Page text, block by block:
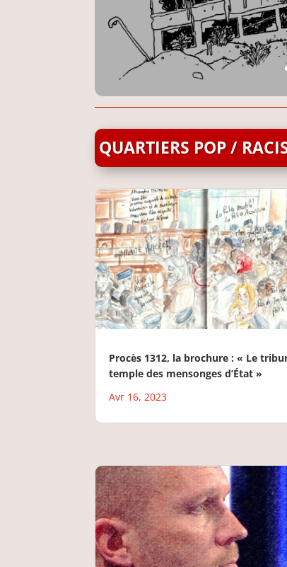
QUARTIERS POP /
Procès 1312, la brochure : « Le
temple des mensonges d’État »
Avr 16, 2023